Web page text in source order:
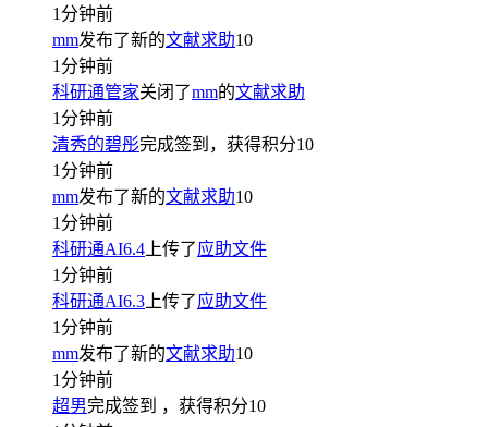
1分钟前
mm发布了新的文献求助10
1分钟前
科研通管家关闭了mm的文献求助
1分钟前
清秀的碧彤完成签到，获得积分10
1分钟前
mm发布了新的文献求助10
1分钟前
科研通AI6.4 上传了应助文件
1分钟前
科研通AI6.3 上传了应助文件
1分钟前
mm发布了新的文献求助10
1分钟前
超男完成签到 ，获得积分10